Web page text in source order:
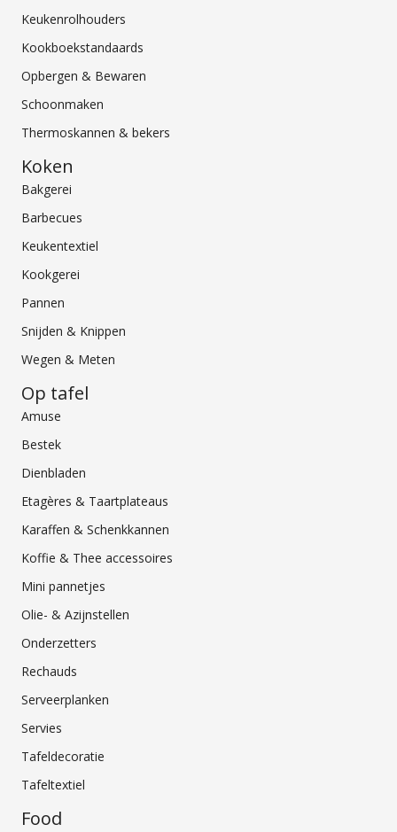
Keukenrolhouders
Kookboekstandaards
Opbergen & Bewaren
Schoonmaken
Thermoskannen & bekers
Koken
Bakgerei
Barbecues
Keukentextiel
Kookgerei
Pannen
Snijden & Knippen
Wegen & Meten
Op tafel
Amuse
Bestek
Dienbladen
Etagères & Taartplateaus
Karaffen & Schenkkannen
Koffie & Thee accessoires
Mini pannetjes
Olie- & Azijnstellen
Onderzetters
Rechauds
Serveerplanken
Servies
Tafeldecoratie
Tafeltextiel
Food